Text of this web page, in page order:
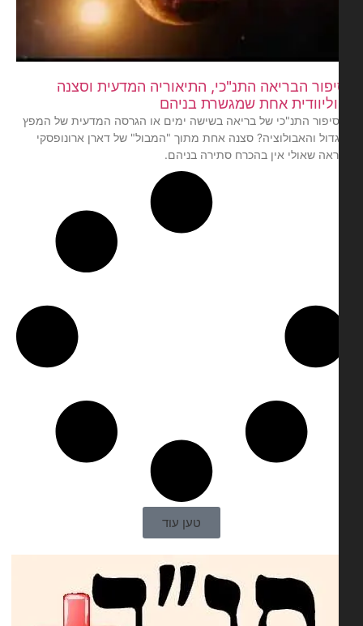
הבריאה התנ"כי, התיאוריה המדעית וסצנה
אחת שמגשרת בניהם
התנ"כי של בריאה בשישה ימים או הגרסה המדעית של המפץ
והאבולוציה? סצנה אחת מתוך "המבול" של דארן ארונופסקי
שאולי אין בהכרח סתירה בניהם.
טען עוד